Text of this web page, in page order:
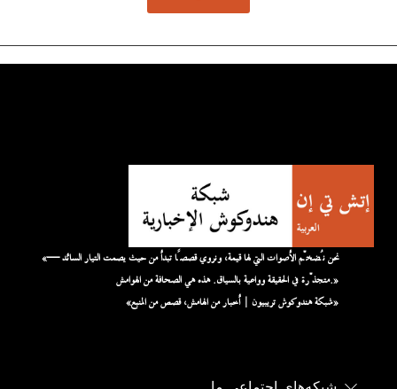
«نحن نُضخّم الأصوات التي لها قيمة، ونروي قصصًا تبدأ من حيث يصمت التيار السائد —
متجذّرة في الحقيقة وواعية بالسياق. هذه هي الصحافة من الهوامش.»
«شبكة هندوكوش تريبيون | أخبار من الهامش، قصص من المنبع»